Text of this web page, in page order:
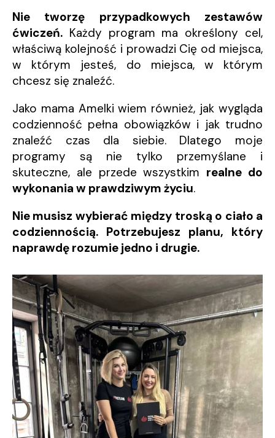
Nie tworzę przypadkowych zestawów
ćwiczeń. Każdy program ma określony cel,
właściwą kolejność i prowadzi Cię od miejsca,
w którym jesteś, do miejsca, w którym
chcesz się znaleźć.
Jako mama Amelki wiem również, jak wygląda
codzienność pełna obowiązków i jak trudno
znaleźć czas dla siebie. Dlatego moje
programy są nie tylko przemyślane i
skuteczne, ale przede wszystkim realne do
wykonania w prawdziwym życiu.
Nie musisz wybierać między troską o ciało a
codziennością. Potrzebujesz planu, który
naprawdę rozumie jedno i drugie.